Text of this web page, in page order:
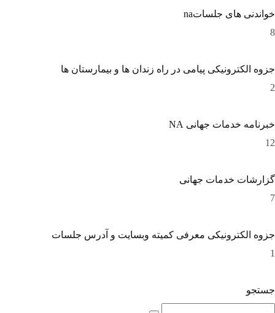
خواندنی های جلساتna
8
جزوه الکترونیکی پیامی در راه زندان ها و بیمارستان ها
2
خبرنامه خدمات جهانی NA
12
گزارشات خدمات جهانی
7
جزوه الکترونیکی معرفی کمیته وبسایت و آدرس جلسات
1
جستجو